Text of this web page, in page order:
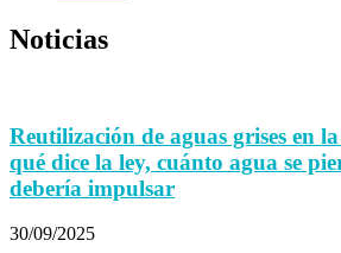
Noticias
Reutilización de aguas grises en
qué dice la ley, cuánto agua se
debería impulsar
30/09/2025